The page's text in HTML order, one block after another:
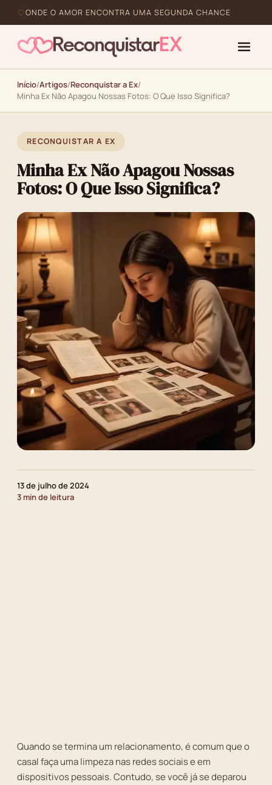
ONDE O AMOR ENCONTRA UMA SEGUNDA CHANCE
Início/Artigos/Reconquistar a Ex/
Minha Ex Não Apagou Nossas Fotos: O Que Isso Significa?
RECONQUISTAR A EX
Minha Ex Não Apagou Nossas
Fotos: O Que Isso Significa?
13 de julho de 2024
3 min de leitura
Quando se termina um relacionamento, é comum que o
casal faça uma limpeza nas redes sociais e em
dispositivos pessoais. Contudo, se você já se deparou